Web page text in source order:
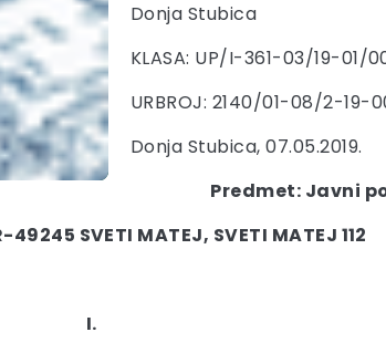
Donja Stubica
KLASA: UP/I-361-03/19-01/
URBROJ: 2140/01-08/2-19-
Donja Stubica, 07.05.2019.
Predmet: Javni
SVETI MATEJ, SVETI MATEJ 112
I.